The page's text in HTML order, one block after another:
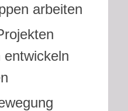
arbeiten
entwickeln